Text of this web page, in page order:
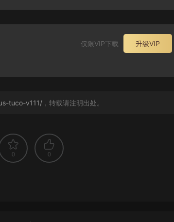
仅限VIP下载 升级VIP
tuco-v111/ ，转载请注明出处。
0 0